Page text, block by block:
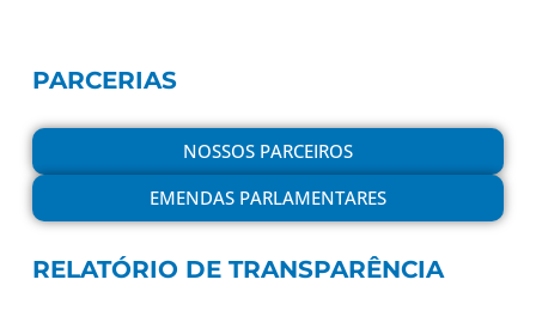
PARCERIAS
NOSSOS PARCEIROS
EMENDAS PARLAMENTARES
RELATÓRIO DE TRANSPARÊNCIA